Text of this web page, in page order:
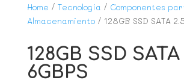
Home / Tecnología / Componentes
Almacenamiento/ 128GB SSD SATA
128GB SSD SATA
6GBPS